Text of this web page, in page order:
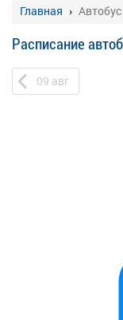
Главная
Расписание
09 авг